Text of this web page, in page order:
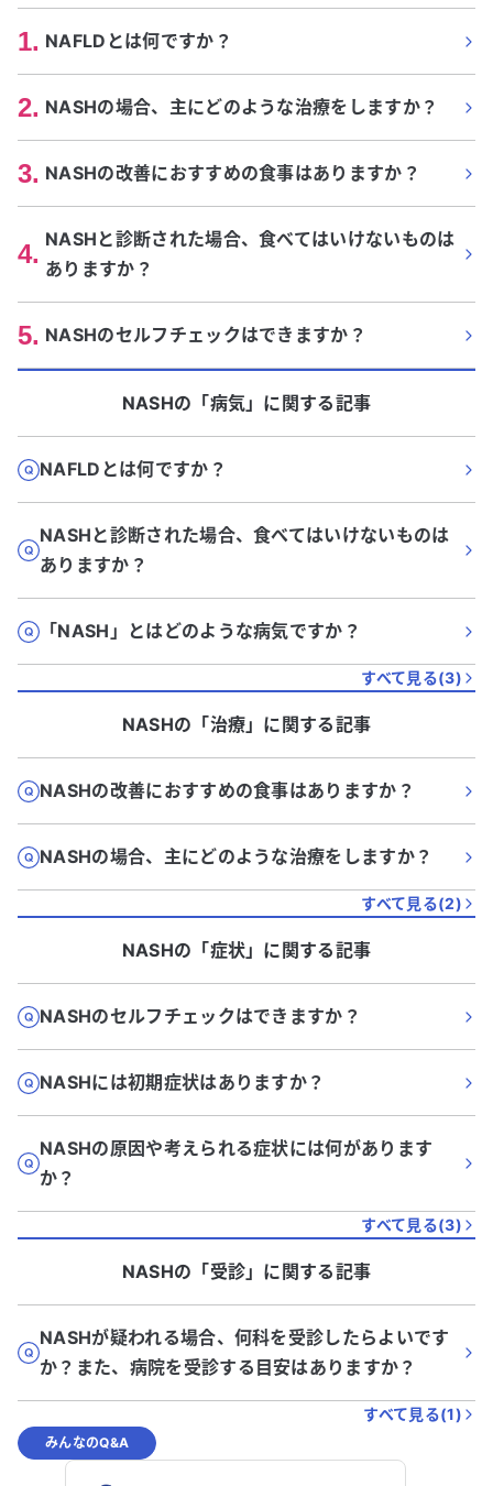
1. NAFLDとは何ですか？
2. NASHの場合、主にどのような治療をしますか？
3. NASHの改善におすすめの食事はありますか？
4. NASHと診断された場合、食べてはいけないものは
ありますか？
5. NASHのセルフチェックはできますか？
NASHの「病気」に関する記事
NAFLDとは何ですか？
NASHと診断された場合、食べてはいけないものは
ありますか？
「NASH」とはどのような病気ですか？
すべて見る(3)
NASHの「治療」に関する記事
NASHの改善におすすめの食事はありますか？
NASHの場合、主にどのような治療をしますか？
すべて見る(2)
NASHの「症状」に関する記事
NASHのセルフチェックはできますか？
NASHには初期症状はありますか？
NASHの原因や考えられる症状には何があります
か？
すべて見る(3)
NASHの「受診」に関する記事
NASHが疑われる場合、何科を受診したらよいです
か？また、病院を受診する目安はありますか？
すべて見る(1)
みんなのQ&A